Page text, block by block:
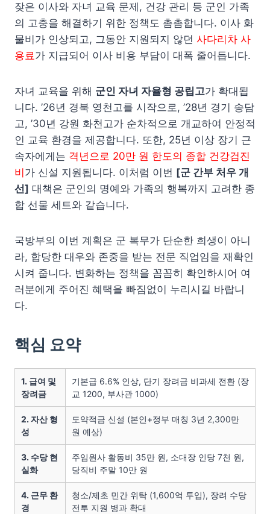
잦은 이사와 자녀 교육 문제, 건강 관리 등 군인 가족
의 고충을 해결하기 위한 정책도 촘촘합니다. 이사 화
물비가 인상되고, 그동안 지원되지 않던 사다리차 사
용료가 지급되어 이사 비용 부담이 대폭 줄어듭니다.
자녀 교육을 위해 군인 자녀 자율형 공립고가 확대됩
니다. ’26년 경북 영천고를 시작으로, ’28년 경기 송담
고, ’30년 강원 화천고가 순차적으로 개교하여 안정적
인 교육 환경을 제공합니다. 또한, 25년 이상 장기 근
속자에게는 격년으로 20만 원 한도의 종합 건강검진
비 가 신설 지원됩니다. 이처럼 이번 [군 간부 처우 개
선] 대책은 군인의 명예와 가족의 행복까지 고려한 종
합 선물 세트와 같습니다.
국방부의 이번 계획은 군 복무가 단순한 희생이 아니
라, 합당한 대우와 존중을 받는 전문 직업임을 재확인
시켜 줍니다. 변화하는 정책을 꼼꼼히 확인하시어 여
러분에게 주어진 혜택을 빠짐없이 누리시길 바랍니
다.
핵심 요약
1. 급여 및
장려금
기본급 6.6% 인상, 단기 장려금 비과세 전환 (장
교 1200, 부사관 1000)
2. 자산 형
성
도약적금 신설 (본인+정부 매칭 3년 2,300만
원 예상)
3. 수당 현
실화
주임원사 활동비 35만 원, 소대장 인당 7천 원,
당직비 주말 10만 원
4. 근무 환
경
청소/제초 민간 위탁 (1,600억 투입), 장려 수당
전투 지원 병과 확대